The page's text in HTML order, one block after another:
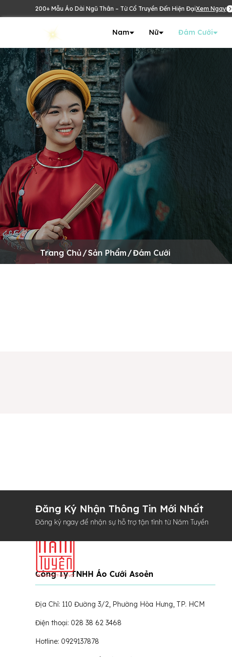
200+ Mẫu Áo Dài Ngũ Thân – Từ Cổ Truyền Đến Hiện ĐạiXem Ngay
Nam Nữ Đám Cưới
Trang Chủ /Sản Phẩm /Đám Cưới
Đăng Ký Nhận Thông Tin Mới Nhất
Đăng ký ngay để nhận sự hỗ trợ tận tình từ Năm Tuyền
Công Ty TNHH Áo Cưới Asoẻn
Địa Chỉ: 110 Đường 3/2, Phường Hòa Hưng, TP. HCM
Điện thoại: 028 38 62 3468
Hotline: 0929137878